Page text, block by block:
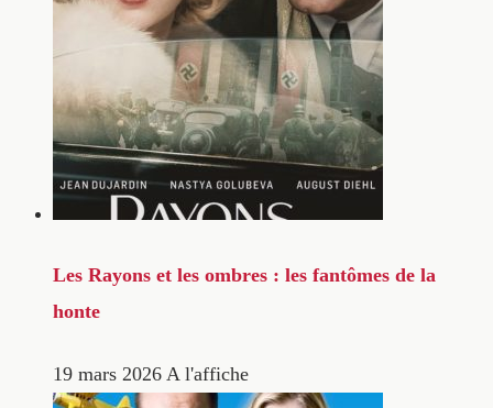
Les Rayons et les ombres : les fantômes de la
honte
19 mars 2026 A l'affiche